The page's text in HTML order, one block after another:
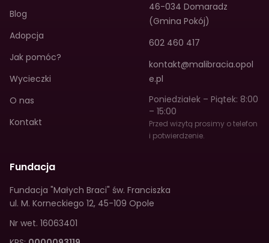
Blog
Adopcja
Jak pomóc?
Wycieczki
O nas
Kontakt
46-034 Domaradz
(Gmina Pokój)
602 460 417
kontakt@malibracia.opol
e.pl
Poniedziałek – Piątek: 8:00
– 15:00
Przed wizytą prosimy o telefon
i potwierdzenie.
Fundacja
Fundacja "Małych Braci" św. Franciszka
ul. M. Korneckiego 12, 45-109 Opole
Nr wet. 16063401